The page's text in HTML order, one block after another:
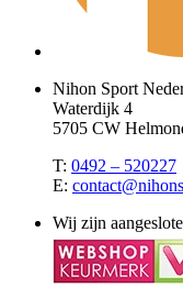
Nihon Sport
Waterdijk 4
5705 CW
T: 0492 – 520227
E:
Wij zijn